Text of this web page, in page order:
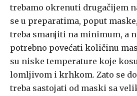
trebamo okrenuti drugačijem
se u preparatima, poput
treba smanjiti na minimum, a
potrebno povećati količinu
su niske temperature koje
lomljivom i krhkom. Zato se
treba sastojati od maski sa